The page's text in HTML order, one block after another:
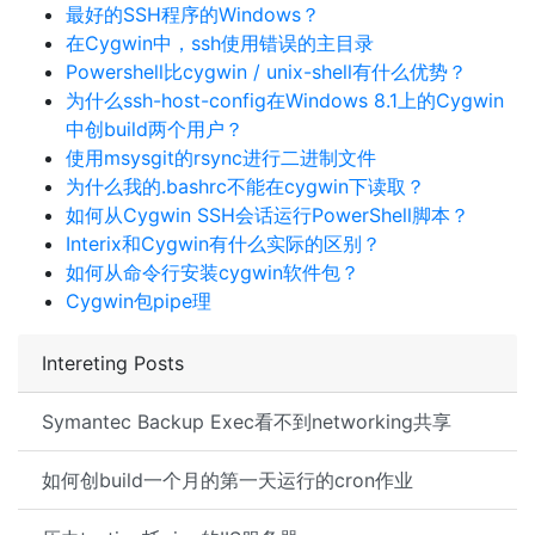
Intereting Posts
Symantec Backup Exec看不到networking共享
如何创build一个月的第一天运行的cron作业
最好的SSH程序的Windows？
在Cygwin中，ssh使用错误的主目录
Powershell比cygwin / unix-shell有什么优势？
为什么ssh-host-config在Windows 8.1上的Cygwin
中创build两个用户？
使用msysgit的rsync进行二进制文件
为什么我的.bashrc不能在cygwin下读取？
如何从Cygwin SSH会话运行PowerShell脚本？
Interix和Cygwin有什么实际的区别？
如何从命令行安装cygwin软件包？
Cygwin包pipe理